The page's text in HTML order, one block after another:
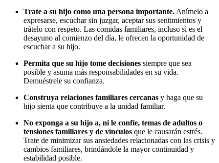
Trate a su hijo como una persona importante.Anímelo a
expresarse, escuchar sin juzgar, aceptar sus sentimientos y
trátelo con respeto. Las comidas familiares, incluso si es el
desayuno al comienzo del día, le ofrecen la oportunidad de
escuchar a su hijo.
Permita que su hijo tome decisiones siempre que sea
posible y asuma más responsabilidades en su vida.
Demuéstrele su confianza.
Construya relaciones familiares cercanas y haga que su
hijo sienta que contribuye a la unidad familiar.
No exponga a su hijo a, ni le confíe, temas de adultos o
tensiones familiares y de vínculos que le causarán estrés.
Trate de minimizar sus ansiedades relacionadas con las crisis y
cambios familiares, brindándole la mayor continuidad y
estabilidad posible.